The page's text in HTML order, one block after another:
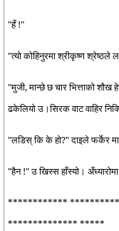
"हँ !"
"त्यो कोहिनुरमा श्रीकृष्ण श्रेष्ठले
"मुजी, मान्छे छ चार भित्ताको
ढकेलियो उ।सिरक वाट वाहिर
"लडिस् कि के हो?" दाइले फर्केर
"हैन !" उ खिस्स हाँस्यो।
************
************** *****